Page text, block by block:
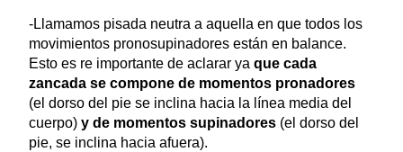
-Llamamos pisada neutra a aquella en que todos los
movimientos pronosupinadores están en balance.
Esto es re importante de aclarar ya que cada
zancada se compone de momentos pronadores
(el dorso del pie se inclina hacia la línea media del
cuerpo) y de momentos supinadores(el dorso del
pie, se inclina hacia afuera).